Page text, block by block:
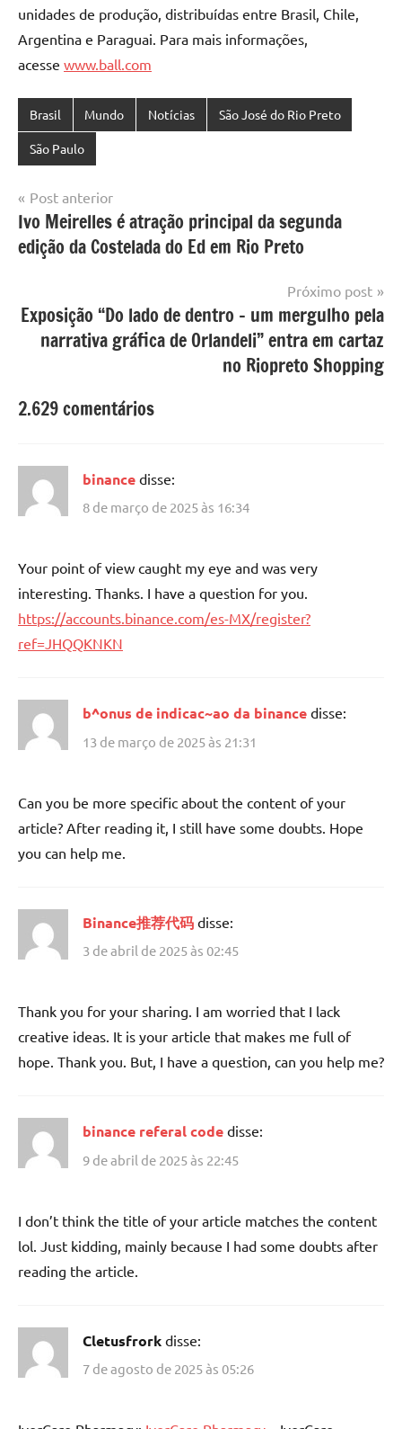
unidades de produção, distribuídas entre Brasil, Chile,
Argentina e Paraguai. Para mais informações,
acesse www.ball.com
Brasil Mundo Notícias São José do Rio Preto
São Paulo
Navegação
de
Post
Post anterior
Ivo Meirelles é atração principal da segunda
edição da Costelada do Ed em Rio Preto
Próximo post
Exposição “Do lado de dentro – um mergulho pela
narrativa gráfica de Orlandeli” entra em cartaz
no Riopreto Shopping
2.629 comentários
binance disse:
8 de março de 2025 às 16:34
Your point of view caught my eye and was very
interesting. Thanks. I have a question for you.
https://accounts.binance.com/es-MX/register?
ref=JHQQKNKN
b^onus de indicac~ao da binance disse:
13 de março de 2025 às 21:31
Can you be more specific about the content of your
article? After reading it, I still have some doubts. Hope
you can help me.
Binance推荐代码 disse:
3 de abril de 2025 às 02:45
Thank you for your sharing. I am worried that I lack
creative ideas. It is your article that makes me full of
hope. Thank you. But, I have a question, can you help me?
binance referal code disse:
9 de abril de 2025 às 22:45
I don’t think the title of your article matches the content
lol. Just kidding, mainly because I had some doubts after
reading the article.
Cletusfrork disse:
7 de agosto de 2025 às 05:26